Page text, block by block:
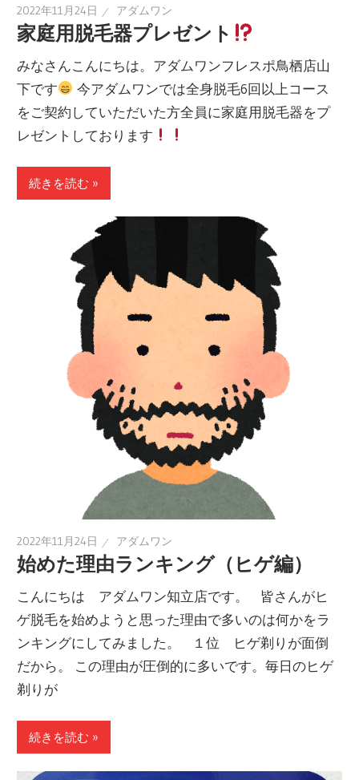
2022年11月24日 アダムワン
家庭用脱毛器プレゼント
みなさんこんにちは。アダムワンフレスポ鳥栖店山
下です
今アダムワンでは全身脱毛6回以上コース
をご契約していただいた方全員に家庭用脱毛器をプ
レゼントしております
続きを読む »
2022年11月24日 アダムワン
始めた理由ランキング（ヒゲ編）
こんにちは アダムワン知立店です。 皆さんがヒ
ゲ脱毛を始めようと思った理由で多いのは何かをラ
ンキングにしてみました。 １位 ヒゲ剃りが面倒
だから。 この理由が圧倒的に多いです。毎日のヒゲ
剃りが
続きを読む »